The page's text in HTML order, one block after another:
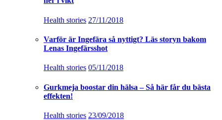
Health stories 27/11/2018
Varför är Ingefära så nyttigt? Läs storyn bakom
Lenas Ingefärsshot
Health stories 05/11/2018
Gurkmeja boostar din hälsa – Så här får du bästa
effekten!
Health stories 23/09/2018